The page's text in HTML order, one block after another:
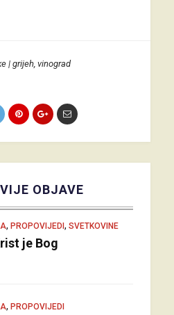
|grijeh ,vinograd
OBJAVE
, PROPOVIJEDI, SVETKOVINE
je Bog
, PROPOVIJEDI